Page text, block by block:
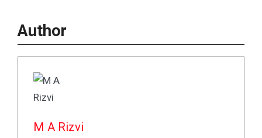
Author
M A Rizvi